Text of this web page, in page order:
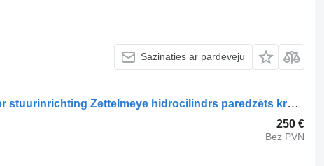
Sazināties ar pārdevēju
Zettelmeyer Occ hydraulische zuiger stuurinrichting Zettelmeye hidrocilindrs paredzēts kravas automašīnas
250 €
Bez PVN